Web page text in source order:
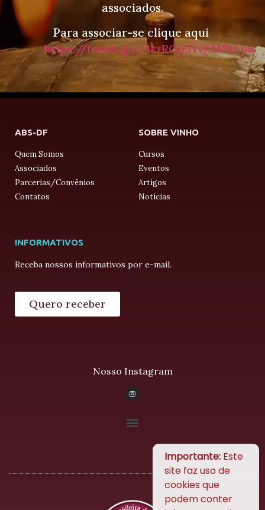
associados.
Para associar-se clique aqui
https://forms.gle/4krRGp5VQiMf1rLp6
ABS-DF
Quem Somos
Associados
Parcerias/Convênios
Contatos
SOBRE VINHO
Cursos
Eventos
Artigos
Notícias
INFORMATIVOS
Receba nossos informativos por e-mail.
Quero receber
Nosso Instagram
Importante: Este
site faz uso de
cookies que
podem conter